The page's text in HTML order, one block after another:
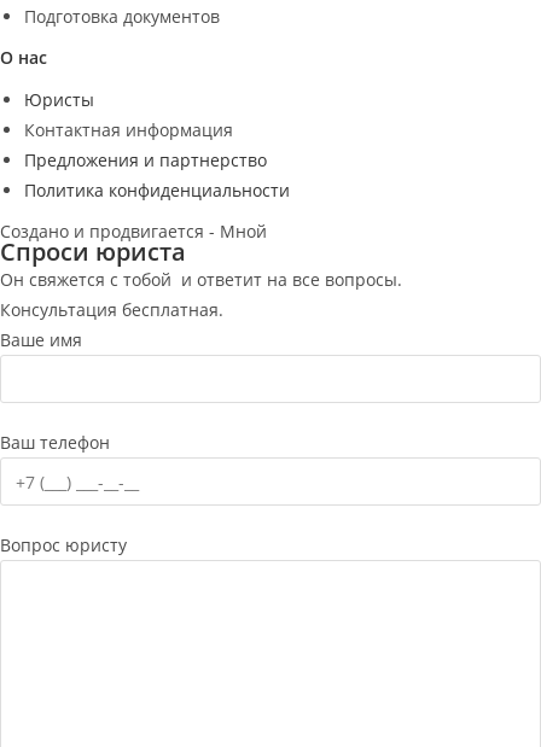
Подготовка документов
О нас
Юристы
Контактная информация
Предложения и партнерство
Политика конфиденциальности
Создано и продвигается - Мной
Спроси юриста
Он свяжется с тобой и ответит на все вопросы.
Консультация бесплатная.
Ваше имя
Ваш телефон
Вопрос юристу